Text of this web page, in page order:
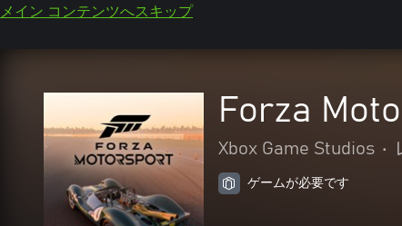
メイン コンテンツへスキップ
Forza
Xbox Game Studios •
ゲームが必要です